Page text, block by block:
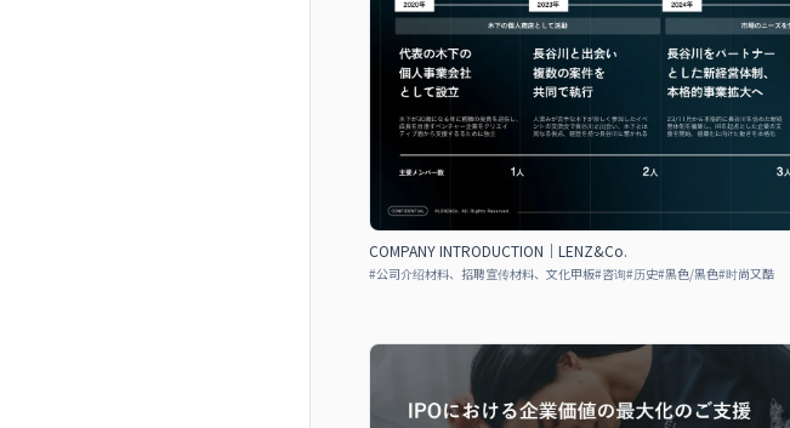
COMPANY INTRODUCTION｜LENZ&Co.
#公司介绍材料、招聘宣传材料、文化甲板#咨询#历史#黑色/黑色#时尚又酷